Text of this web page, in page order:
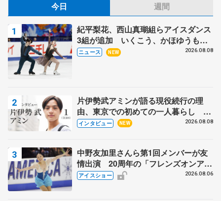
女子で優勝した住吉りをん。左は２位の江川マリア、
右は３位の河辺愛菜＝東京辰巳アイスアリーナ
▽男子
（1）佐藤駿
260.67点
（ショートプログラム
167.54）
（2）片伊勢
（関大）
216.20点
ん＝小瀬スポーツ公園アイスアリーナ
▽男子
（明大）
（ショートプログラム
92.97、フリー
150.67）
（2）中村（同大）
今日 週間
紀平梨花、西山真瑚組らアイスダンス
3組が追加 いくこう、かほゆうも、
木下グループ杯
ニュース NEW 2026.08.08
片伊勢武アミンが語る現役続行の理
由、東京での初めての一人暮らし 注
目スケーターの「今」に迫る
インタビュー NEW 2026.08.08
中野友加里さんら第1回メンバーが友
情出演 20周年の「フレンズオンアイ
ス」 宮本賢二さん、有川梨絵さん、
アイスショー 2026.08.06